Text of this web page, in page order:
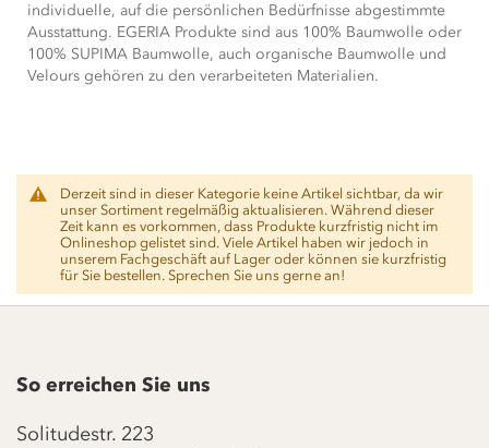
individuelle, auf die persönlichen Bedürfnisse abgestimmte
Ausstattung. EGERIA Produkte sind aus 100% Baumwolle oder
100% SUPIMA Baumwolle, auch organische Baumwolle und
Velours gehören zu den verarbeiteten Materialien.
Derzeit sind in dieser Kategorie keine Artikel sichtbar, da wir
unser Sortiment regelmäßig aktualisieren. Während dieser
Zeit kann es vorkommen, dass Produkte kurzfristig nicht im
Onlineshop gelistet sind. Viele Artikel haben wir jedoch in
unserem Fachgeschäft auf Lager oder können sie kurzfristig
für Sie bestellen. Sprechen Sie uns gerne an!
So erreichen Sie uns
Solitudestr. 223